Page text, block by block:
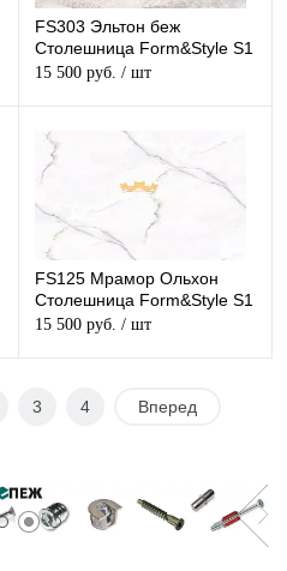
FS303 Эльтон беж
Столешница Form&Style S1
15 500 руб. / шт
FS125 Мрамор Ольхон
Столешница Form&Style S1
15 500 руб. / шт
3 4 Вперед